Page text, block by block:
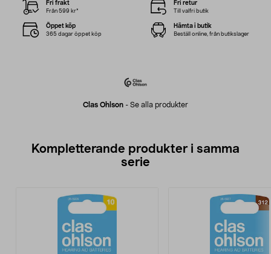
Clas Ohlson - Se alla produkter
Fri frakt
Från 599 kr*
Fri retur
Till valfri butik
Öppet köp
365 dagar öppet köp
Hämta i butik
Beställ online, från butikslager
Kompletterande produkter i samma
serie